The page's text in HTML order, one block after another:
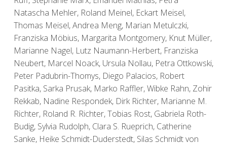
Natascha Mehler, Roland Meinel, Eckart Meisel,
Thomas Meisel, Andrea Meng, Marian Metulczki,
Franziska Möbius, Margarita Montgomery, Knut Müller,
Marianne Nagel, Lutz Naumann-Herbert, Franziska
Neubert, Marcel Noack, Ursula Nollau, Petra Ottkowski,
Peter Padubrin-Thomys, Diego Palacios, Robert
Pasitka, Sarka Prusak, Marko Raffler, Wibke Rahn, Zohir
Rekkab, Nadine Respondek, Dirk Richter, Marianne M.
Richter, Roland R. Richter, Tobias Rost, Gabriela Roth-
Budig, Sylvia Rudolph, Clara S. Rueprich, Catherine
Sanke, Heike Schmidt-Duderstedt, Silas Schmidt von